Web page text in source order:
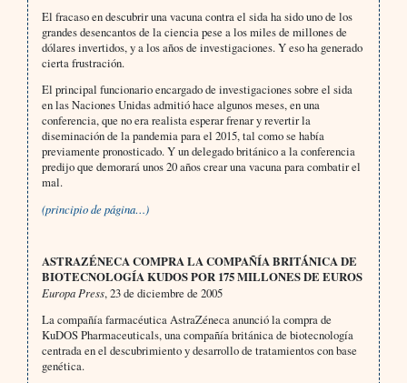
El fracaso en descubrir una vacuna contra el sida ha sido uno de los
grandes desencantos de la ciencia pese a los miles de millones de
dólares invertidos, y a los años de investigaciones. Y eso ha generado
cierta frustración.
El principal funcionario encargado de investigaciones sobre el sida
en las Naciones Unidas admitió hace algunos meses, en una
conferencia, que no era realista esperar frenar y revertir la
diseminación de la pandemia para el 2015, tal como se había
previamente pronosticado. Y un delegado británico a la conferencia
predijo que demorará unos 20 años crear una vacuna para combatir el
mal.
(principio de página…)
ASTRAZÉNECA COMPRA LA COMPAÑÍA BRITÁNICA DE
BIOTECNOLOGÍA KUDOS POR 175 MILLONES DE EUROS
Europa Press, 23 de diciembre de 2005
La compañía farmacéutica AstraZéneca anunció la compra de
KuDOS Pharmaceuticals, una compañía británica de biotecnología
centrada en el descubrimiento y desarrollo de tratamientos con base
genética.